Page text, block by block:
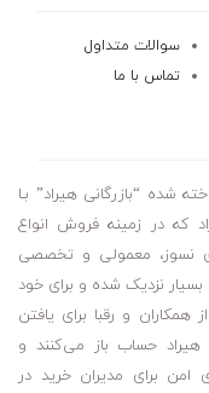
سوالات متداول
تماس با ما
شده “بازرگانی هیراد” بـا
که در زمینه فروش انواع
نسوز، معمولی و تخصصی
بسیار نزدیک شده و برای خود
و رقبا برای یافتن
حساب باز می‌کنند و
برای مدیران خرید در